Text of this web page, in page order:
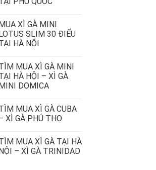
MUA XÌ GÀ MINI
LOTUS SLIM 30 ĐIẾU
HÀ NỘI
MUA XÌ GÀ MINI
HÀ HỘI – XÌ GÀ
MINI DOMICA
MUA XÌ GÀ CUBA
XÌ GÀ PHÚ THỌ
MUA XÌ GÀ TẠI HÀ
NỘI – XÌ GÀ TRINIDAD